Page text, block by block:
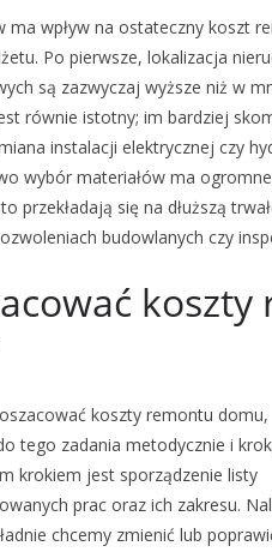
ma wpływ na ostateczny koszt
Po pierwsze, lokalizacja
są zazwyczaj wyższe niż w
równie istotny; im bardziej
instalacji elektrycznej czy
wybór materiałów ma
przekładają się na dłuższą
budowlanych czy
koszty remontu domu,
tego zadania metodycznie i
krokiem jest sporządzenie listy
prac oraz ich zakresu.
chcemy zmienić lub